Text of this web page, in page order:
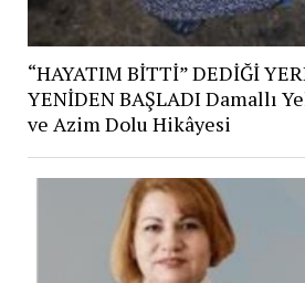
“HAYATIM BİTTİ” DEDİĞİ
YENİDEN BAŞLADI Damallı
ve Azim Dolu Hikâyesi